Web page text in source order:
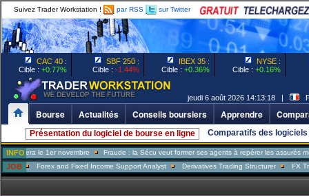
Suivez Trader Workstation ! par RSS sur Twitter
CAC 40 :
Cible : +0.77%
SBF 250 :
Cible : -1.44%
IBEX 35 :
Cible : +0.36%
NYSE :
Cible : +0.16%
jeudi 6 août 2026 14:13:18 |
Bourse Actualités Conseils boursiers Apprendre
Présentation du logiciel de bourse en ligne Comparatifs des
INFO
1er novembre Fraude : la Sécu veut former ses agents à repérer les assurés menteurs
JOBand Fixed Income Support Analyst Derivatives Trading Structurer FX Trader